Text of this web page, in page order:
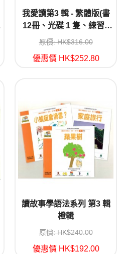
我愛讀第3 輯 - 繁體版(書
12冊、光碟 1 隻、練習1
本)
原價: HK$316.00
優惠價 HK$252.80
讀故事學語法系列 第3 輯
橙輯
原價: HK$240.00
優惠價 HK$192.00